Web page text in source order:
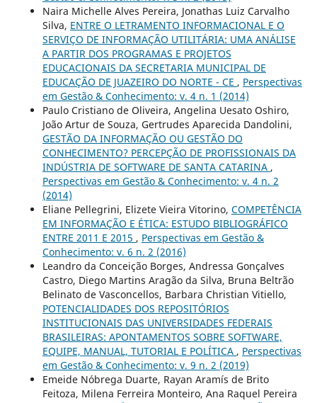
Naira Michelle Alves Pereira, Jonathas Luiz Carvalho
Silva, ENTRE O LETRAMENTO INFORMACIONAL E O
SERVIÇO DE INFORMAÇÃO UTILITÁRIA: UMA ANÁLISE
A PARTIR DOS PROGRAMAS E PROJETOS
EDUCACIONAIS DA SECRETARIA MUNICIPAL DE
EDUCAÇÃO DE JUAZEIRO DO NORTE - CE , Perspectivas
em Gestão & Conhecimento: v. 4 n. 1 (2014)
Paulo Cristiano de Oliveira, Angelina Uesato Oshiro,
João Artur de Souza, Gertrudes Aparecida Dandolini,
GESTÃO DA INFORMAÇÃO OU GESTÃO DO
CONHECIMENTO? PERCEPÇÃO DE PROFISSIONAIS DA
INDÚSTRIA DE SOFTWARE DE SANTA CATARINA ,
Perspectivas em Gestão & Conhecimento: v. 4 n. 2
(2014)
Eliane Pellegrini, Elizete Vieira Vitorino, COMPETÊNCIA
EM INFORMAÇÃO E ÉTICA: ESTUDO BIBLIOGRÁFICO
ENTRE 2011 E 2015 , Perspectivas em Gestão &
Conhecimento: v. 6 n. 2 (2016)
Leandro da Conceição Borges, Andressa Gonçalves
Castro, Diego Martins Aragão da Silva, Bruna Beltrão
Belinato de Vasconcellos, Barbara Christian Vitiello,
POTENCIALIDADES DOS REPOSITÓRIOS
INSTITUCIONAIS DAS UNIVERSIDADES FEDERAIS
BRASILEIRAS: APONTAMENTOS SOBRE SOFTWARE,
EQUIPE, MANUAL, TUTORIAL E POLÍTICA , Perspectivas
em Gestão & Conhecimento: v. 9 n. 2 (2019)
Emeide Nóbrega Duarte, Rayan Aramís de Brito
Feitoza, Milena Ferreira Monteiro, Ana Raquel Pereira